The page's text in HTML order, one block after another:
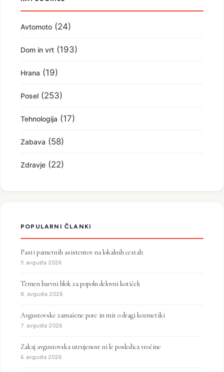
Avtomoto (24)
Dom in vrt (193)
Hrana (19)
Posel (253)
Tehnologija (17)
Zabava (58)
Zdravje (22)
POPULARNI ČLANKI
Pasti pametnih asistentov na lokalnih cestah
9. avgusta 2026
Temen barvni blok za popoln delovni kotiček
8. avgusta 2026
Avgustovske zamašene pore in mit o dragi kozmetiki
7. avgusta 2026
Zakaj avgustovska utrujenost ni le posledica vročine
6. avgusta 2026